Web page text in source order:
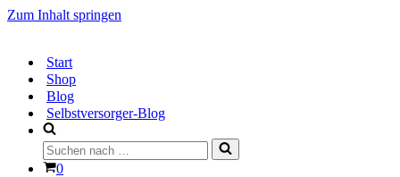
Zum Inhalt springen
Start
Shop
Blog
Selbstversorger-Blog
Suchen
nach …
Warenkorb
0